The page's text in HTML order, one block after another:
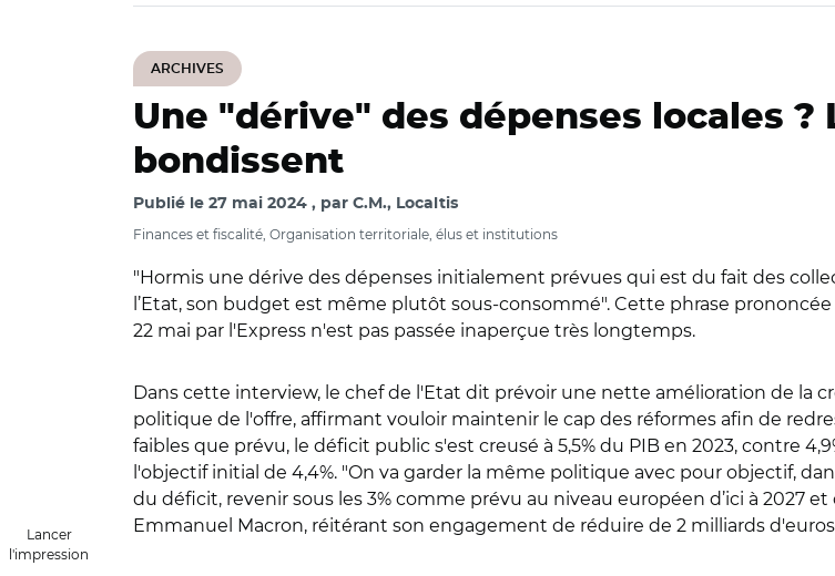
ARCHIVES
Lancer
l'impression
Une "dérive" des dépenses locales ?
bondissent
Publié le 27 mai 2024 par C.M., Localtis
Finances et fiscalité, Organisation territoriale, élus et institutions
"Hormis une dérive des dépenses initialement prévues qui est du fait des
l’Etat, son budget est même plutôt sous-consommé". Cette phrase
22 mai par l'Express n'est pas passée inaperçue très longtemps.
Dans cette interview, le chef de l'Etat dit prévoir une nette amélioration de la
politique de l'offre, affirmant vouloir maintenir le cap des réformes afin de
faibles que prévu, le déficit public s'est creusé à 5,5% du PIB en 2023, contre
l'objectif initial de 4,4%. "On va garder la même politique avec pour objectif,
du déficit, revenir sous les 3% comme prévu au niveau européen d’ici à 2027
Emmanuel Macron, réitérant son engagement de réduire de 2 milliards